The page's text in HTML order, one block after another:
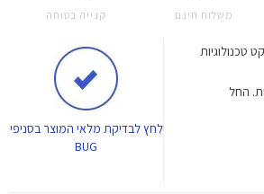
משלוח חינם קנייה בטוחה
טכנולוגיות
החל
לחץלבדיקת מלאי המוצר בסניפי
BUG